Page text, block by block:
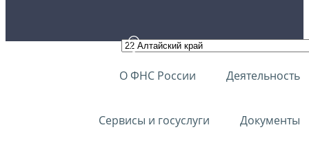
О ФНС России Деятельность
Сервисы и госуслуги Документы